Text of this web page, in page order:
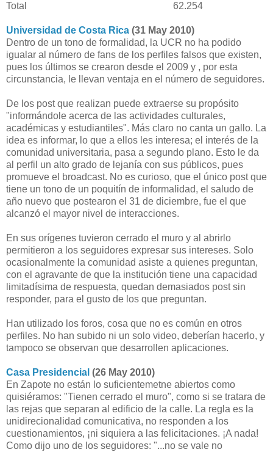
Total
62.254
Universidad de Costa Rica (31 May 2010)
Dentro de un tono de formalidad, la UCR no ha podido
igualar al número de fans de los perfiles falsos que existen,
pues los últimos se crearon desde el 2009 y , por esta
circunstancia, le llevan ventaja en el número de seguidores.
De los post que realizan puede extraerse su propósito
"informándole acerca de las actividades culturales,
académicas y estudiantiles". Más claro no canta un gallo. La
idea es informar, lo que a ellos les interesa; el interés de la
comunidad universitaria, pasa a segundo plano. Esto le da
al perfil un alto grado de lejanía con sus públicos, pues
promueve el broadcast. No es curioso, que el único post que
tiene un tono de un poquitín de informalidad, el saludo de
año nuevo que postearon el 31 de diciembre, fue el que
alcanzó el mayor nivel de interacciones.
En sus orígenes tuvieron cerrado el muro y al abrirlo
permitieron a los seguidores expresar sus intereses. Solo
ocasionalmente la comunidad asiste a quienes preguntan,
con el agravante de que la institución tiene una capacidad
limitadísima de respuesta, quedan demasiados post sin
responder, para el gusto de los que preguntan.
Han utilizado los foros, cosa que no es común en otros
perfiles. No han subido ni un solo video, deberían hacerlo, y
tampoco se observan que desarrollen aplicaciones.
Casa Presidencial (26 May 2010)
En Zapote no están lo suficientemetne abiertos como
quisiéramos: "Tienen cerrado el muro", como si se tratara de
las rejas que separan al edificio de la calle. La regla es la
unidirecionalidad comunicativa, no responden a los
cuestionamientos, ¡ni siquiera a las felicitaciones. ¡A nada!
Como dijo uno de los seguidores: "...no se vale no